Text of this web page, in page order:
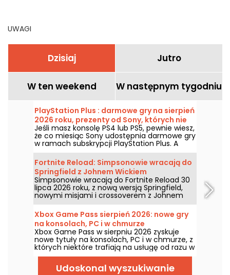
UWAGI
Dzisiaj Jutro
W ten weekend W następnym tygodniu
PlayStation Plus : darmowe gry na sierpień
2026 roku, prezenty od Sony, których nie
warto przegapić
Jeśli masz konsolę PS4 lub PS5, pewnie wiesz,
że co miesiąc Sony udostępnia darmowe gry
w ramach subskrypcji PlayStation Plus. A
zatem, jakie darmowe tytuły czekają w
sierpniu 2026 roku? Poznaj listę wybranych
gier na ten miesiąc.
Fortnite Reload: Simpsonowie wracają do
Springfield z Johnem Wickiem
Simpsonowie wracają do Fortnite Reload 30
lipca 2026 roku, z nową wersją Springfield,
nowymi misjami i crossoverem z Johnem
Wickiem. Aktualizacja dodaje kilka
ikonicznych miejsc, specjalny styl dla
słynnego zabójcy i nowe elementy rozgrywki.
Xbox Game Pass sierpień 2026: nowe gry
na konsolach, PC i w chmurze
Xbox Game Pass w sierpniu 2026 zyskuje
nowe tytuły na konsolach, PC i w chmurze, z
których niektóre trafiają na usługę od razu w
dniu premiery. Oto najważniejsze nowości,
które Microsoft zapowiedział dla abonentów.
Udoskonal wyszukiwanie